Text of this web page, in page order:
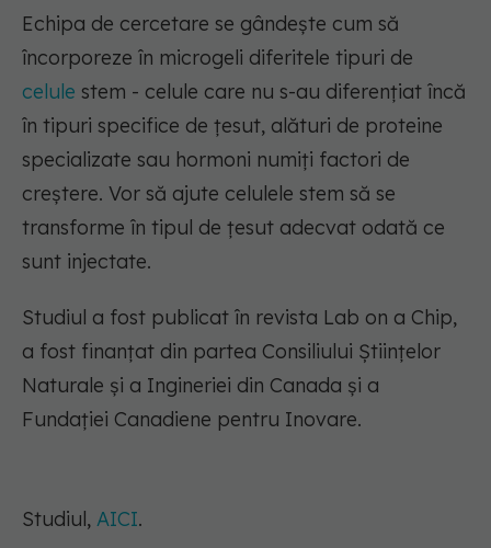
Echipa de cercetare se gândește cum să
încorporeze în microgeli diferitele tipuri de
celule stem - celule care nu s-au diferențiat încă
în tipuri specifice de țesut, alături de proteine
specializate sau hormoni numiți factori de
creștere. Vor să ajute celulele stem să se
transforme în tipul de țesut adecvat odată ce
sunt injectate.
Studiul a fost publicat în revista Lab on a Chip,
a fost finanțat din partea Consiliului Științelor
Naturale și a Ingineriei din Canada și a
Fundației Canadiene pentru Inovare.
Studiul, AICI.